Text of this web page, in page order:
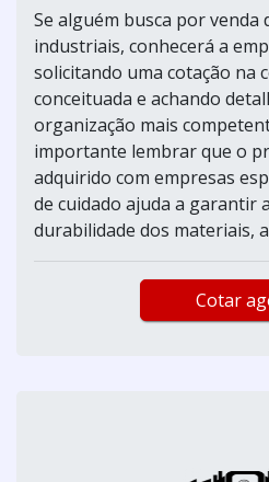
Se alguém busca por venda
industriais, conhecerá a
solicitando uma cotação na
conceituada e achando
organização mais
importante lembrar que o
adquirido com empresas
de cuidado ajuda a garantir
durabilidade dos materiais,
Cotar